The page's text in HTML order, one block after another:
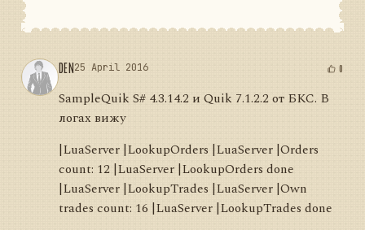
DEN25 April 2016 0
SampleQuik S# 4.3.14.2 и Quik 7.1.2.2 от БКС. В
логах вижу
|LuaServer |LookupOrders |LuaServer |Orders
count: 12 |LuaServer |LookupOrders done
|LuaServer |LookupTrades |LuaServer |Own
trades count: 16 |LuaServer |LookupTrades done